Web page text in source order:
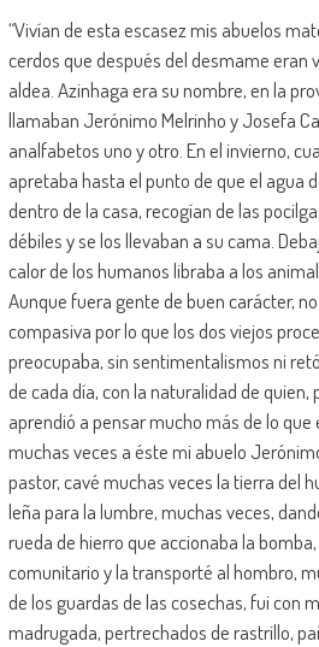
“Vivían de esta escasez mis abuelos
cerdos que después del desmame eran
aldea. Azinhaga era su nombre, en la
llamaban Jerónimo Melrinho y Josefa
analfabetos uno y otro. En el invierno,
apretaba hasta el punto de que el agua
dentro de la casa, recogían de las
débiles y se los llevaban a su cama.
calor de los humanos libraba a los
Aunque fuera gente de buen carácter,
compasiva por lo que los dos viejos
preocupaba, sin sentimentalismos ni
de cada día, con la naturalidad de quien,
aprendió a pensar mucho más de lo que
muchas veces a éste mi abuelo
pastor, cavé muchas veces la tierra del
leña para la lumbre, muchas veces,
rueda de hierro que accionaba la
comunitario y la transporté al hombro,
de los guardas de las cosechas, fui con
madrugada, pertrechados de rastrillo,